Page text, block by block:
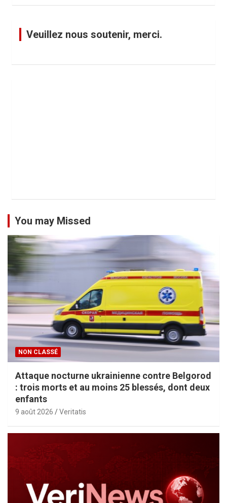
Veuillez nous soutenir, merci.
You may Missed
NON CLASSÉ
Attaque nocturne ukrainienne contre Belgorod
: trois morts et au moins 25 blessés, dont deux
enfants
9 août 2026 Veritatis